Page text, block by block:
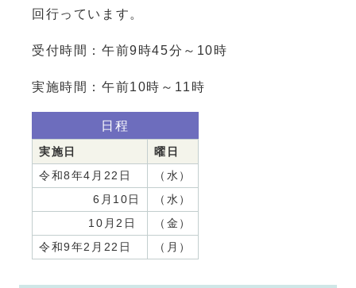
回行っています。
受付時間：午前9時45分～10時
実施時間：午前10時～11時
日程
実施日
曜日
令和8年4月22日
（水）
6月10日
（水）
10月2日
（金）
令和9年2月22日
（月）